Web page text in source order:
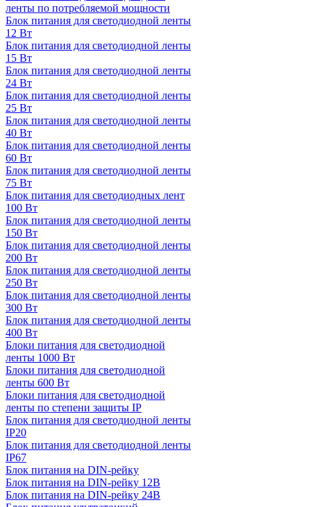
ленты по потребляемой мощности
Блок питания для светодиодной ленты
12 Вт
Блок питания для светодиодной ленты
15 Вт
Блок питания для светодиодной ленты
24 Вт
Блок питания для светодиодной ленты
25 Вт
Блок питания для светодиодной ленты
40 Вт
Блок питания для светодиодной ленты
60 Вт
Блок питания для светодиодной ленты
75 Вт
Блок питания для светодиодных лент
100 Вт
Блок питания для светодиодной ленты
150 Вт
Блок питания для светодиодной ленты
200 Вт
Блок питания для светодиодной ленты
250 Вт
Блок питания для светодиодной ленты
300 Вт
Блок питания для светодиодной ленты
400 Вт
Блоки питания для светодиодной
ленты 1000 Вт
Блоки питания для светодиодной
ленты 600 Вт
Блоки питания для светодиодной
ленты по степени защиты IP
Блок питания для светодиодной ленты
IP20
Блок питания для светодиодной ленты
IP67
Блок питания на DIN-рейку
Блок питания на DIN-рейку 12В
Блок питания на DIN-рейку 24В